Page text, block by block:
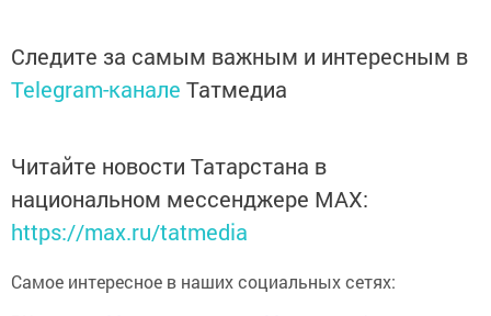
Следите за самым важным и интересным в
Telegram-канале Татмедиа
Читайте новости Татарстана в
национальном мессенджере MАХ:
https://max.ru/tatmedia
Самое интересное в наших социальных сетях: